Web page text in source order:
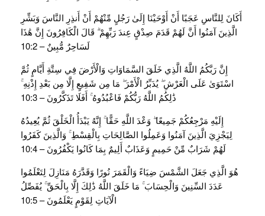
أَكَانَ لِلنَّاسِ عَجَبًا أَنْ أَوْحَيْنَا إِلَىٰ رَجُلٍ مِّنْهُمْ أَنْ أَنذِرِ النَّاسَ وَبَشِّرِ
الَّذِينَ آمَنُوا أَنَّ لَهُمْ قَدَمَ صِدْقٍ عِندَ رَبِّهِمْ ۗ قَالَ الْكَافِرُونَ إِنَّ هَٰذَا
لَسَاحِرٌ مُّبِينٌ – 10:2
إِنَّ رَبَّكُمُ اللَّهُ الَّذِي خَلَقَ السَّمَاوَاتِ وَالْأَرْضَ فِي سِتَّةِ أَيَّامٍ ثُمَّ
اسْتَوَىٰ عَلَى الْعَرْشِ ۖ يُدَبِّرُ الْأَمْرَ ۖ مَا مِن شَفِيعٍ إِلَّا مِن بَعْدِ إِذْنِهِ ۚ
ذَٰلِكُمُ اللَّهُ رَبُّكُمْ فَاعْبُدُوهُ ۚ أَفَلَا تَذَكَّرُونَ – 10:3
إِلَيْهِ مَرْجِعُكُمْ جَمِيعًا ۖ وَعْدَ اللَّهِ حَقًّا ۚ إِنَّهُ يَبْدَأُ الْخَلْقَ ثُمَّ يُعِيدُهُ
لِيَجْزِيَ الَّذِينَ آمَنُوا وَعَمِلُوا الصَّالِحَاتِ بِالْقِسْطِ ۚ وَالَّذِينَ كَفَرُوا
لَهُمْ شَرَابٌ مِّنْ حَمِيمٍ وَعَذَابٌ أَلِيمٌ بِمَا كَانُوا يَكْفُرُونَ – 10:4
هُوَ الَّذِي جَعَلَ الشَّمْسَ ضِيَاءً وَالْقَمَرَ نُورًا وَقَدَّرَهُ مَنَازِلَ لِتَعْلَمُوا
عَدَدَ السِّنِينَ وَالْحِسَابَ ۚ مَا خَلَقَ اللَّهُ ذَٰلِكَ إِلَّا بِالْحَقِّ ۚ يُفَصِّلُ
الْآيَاتِ لِقَوْمٍ يَعْلَمُونَ – 10:5